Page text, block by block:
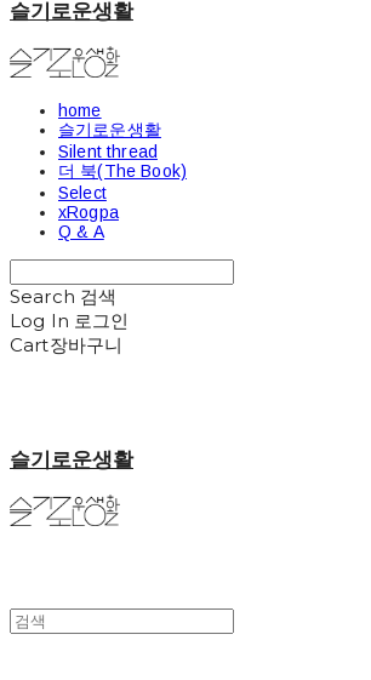
슬기로운생활
home
슬기로운생활
Silent thread
더 북(The Book)
Select
xRogpa
Q & A
Search 검색
Log In 로그인
Cart장바구니
슬기로운생활